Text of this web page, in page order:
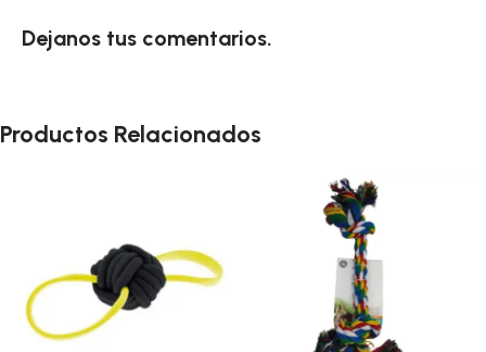
Dejanos tus comentarios.
Productos Relacionados